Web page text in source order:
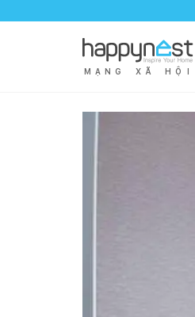
M Ạ N G X Ã H Ộ I